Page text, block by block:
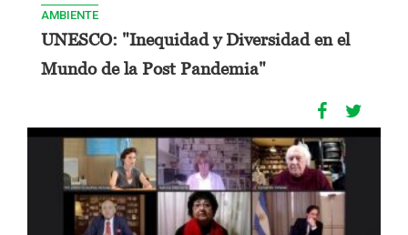
AMBIENTE
UNESCO: "Inequidad y Diversidad en el
Mundo de la Post Pandemia"